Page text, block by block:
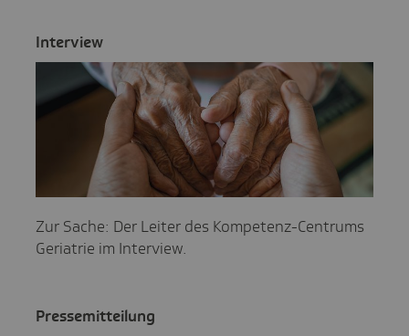
Inter­view
Zur Sache: Der Leiter des Kompetenz-Centrums
Geriatrie im Interview.
Pres­se­mit­tei­lung